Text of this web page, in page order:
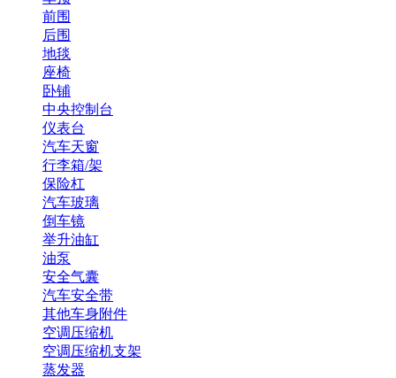
前围
后围
地毯
座椅
卧铺
中央控制台
仪表台
汽车天窗
行李箱/架
保险杠
汽车玻璃
倒车镜
举升油缸
油泵
安全气囊
汽车安全带
其他车身附件
空调压缩机
空调压缩机支架
蒸发器